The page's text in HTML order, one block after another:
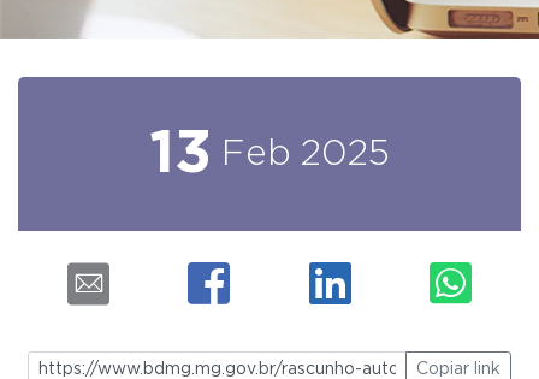
13 Feb 2025
Copiar link